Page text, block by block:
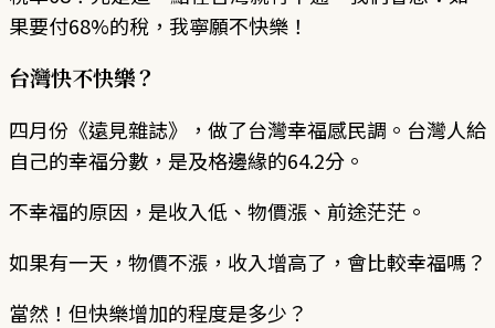
果要付68%的稅，我寧願不快樂！
台灣快不快樂？
四月份《遠見雜誌》，做了台灣幸福感民調。台灣人給
自己的幸福分數，是及格邊緣的64.2分。
不幸福的原因，是收入低、物價漲、前途茫茫。
如果有一天，物價不漲，收入增高了，會比較幸福嗎？
當然！但快樂增加的程度是多少？